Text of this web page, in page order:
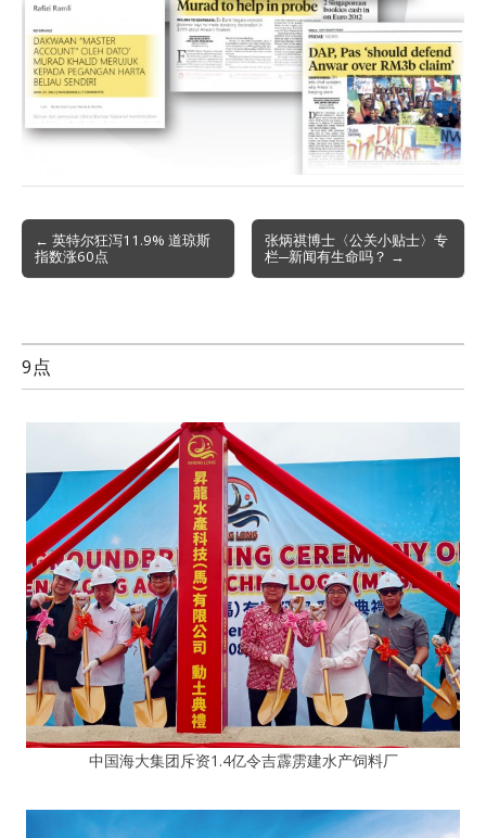
Post
navigation
← 英特尔狂泻11.9% 道琼斯
指数涨60点
张炳祺博士〈公关小贴士〉专
栏─新闻有生命吗？ →
9点
中国海大集团斥资1.4亿令吉霹雳建水产饲料厂